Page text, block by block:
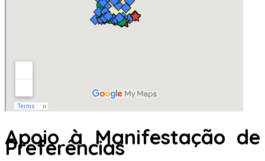
Apoio à Manifestação de
Preferências